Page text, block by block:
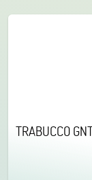
TRABUCCO